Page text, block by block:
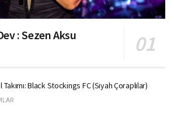
: Sezen Aksu
Black Stockings FC (Siyah Çoraplılar)